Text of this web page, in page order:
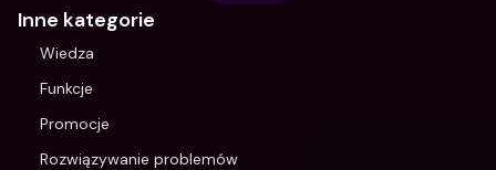
Inne kategorie
Wiedza
Funkcje
Promocje
Rozwiązywanie problemów